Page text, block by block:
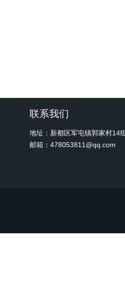
联系我们
地址：新都区军屯镇郭家村14
邮箱：478053811@qq.com